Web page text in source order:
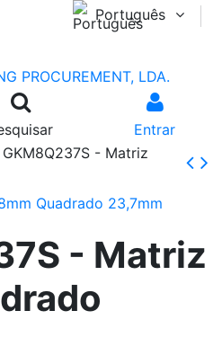
Português
Entrar
GKM8Q237S - Matriz
- Matriz